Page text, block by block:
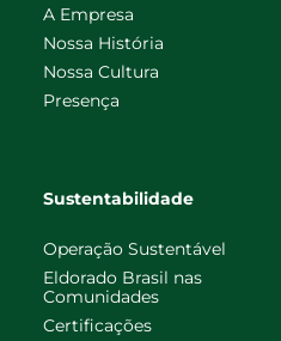
A Empresa
Nossa História
Nossa Cultura
Presença
Sustentabilidade
Operação Sustentável
Eldorado Brasil nas
Comunidades
Certificações